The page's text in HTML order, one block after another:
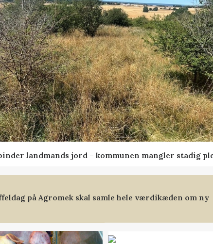
landmands jord – kommunen mangler stadig
på Agromek skal samle hele værdikæden om ny